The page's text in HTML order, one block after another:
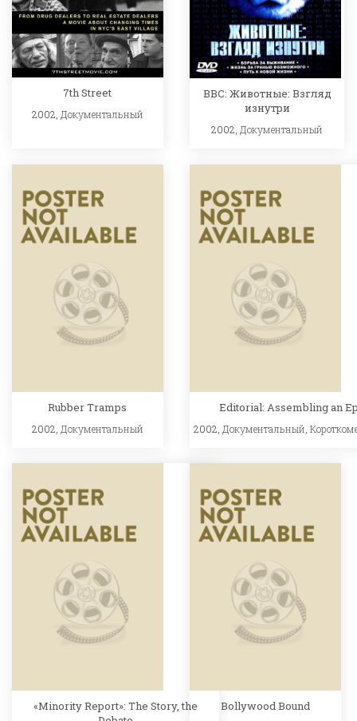
7th Street
2002, Документальный
BBC: Животные: Взгляд
изнутри
2002, Документальный
Rubber Tramps
2002, Документальный
Editorial: Assembling an
2002, Документальный ,
«Minority Report»: The Story, the
Bollywood Bound